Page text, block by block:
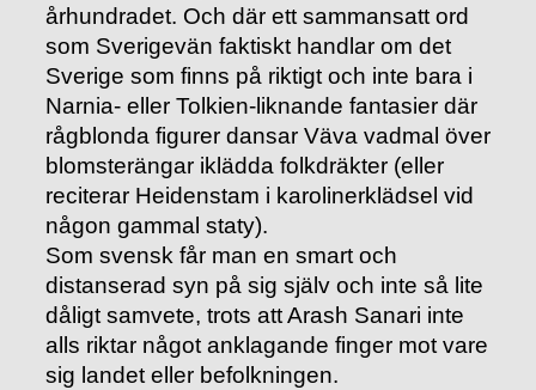
århundradet. Och där ett sammansatt ord
som Sverigevän faktiskt handlar om det
Sverige som finns på riktigt och inte bara i
Narnia- eller Tolkien-liknande fantasier där
rågblonda figurer dansar Väva vadmal över
blomsterängar iklädda folkdräkter (eller
reciterar Heidenstam i karolinerklädsel vid
någon gammal staty).
Som svensk får man en smart och
distanserad syn på sig själv och inte så lite
dåligt samvete, trots att Arash Sanari inte
alls riktar något anklagande finger mot vare
sig landet eller befolkningen.